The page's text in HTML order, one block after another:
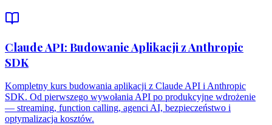
Claude API: Budowanie Aplikacji z Anthropic
SDK
Kompletny kurs budowania aplikacji z Claude API i Anthropic
SDK. Od pierwszego wywołania API po produkcyjne wdrożenie
— streaming, function calling, agenci AI, bezpieczeństwo i
optymalizacja kosztów.